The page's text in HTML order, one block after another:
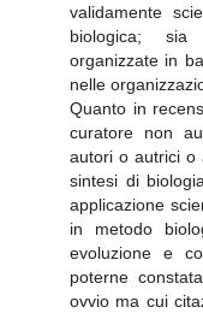
validamente
biologica; sia
organizzate in
nelle
Quanto in
curatore non
autori o autrici o
sintesi di
applicazione
in metodo
evoluzione e
poterne
ovvio ma cui